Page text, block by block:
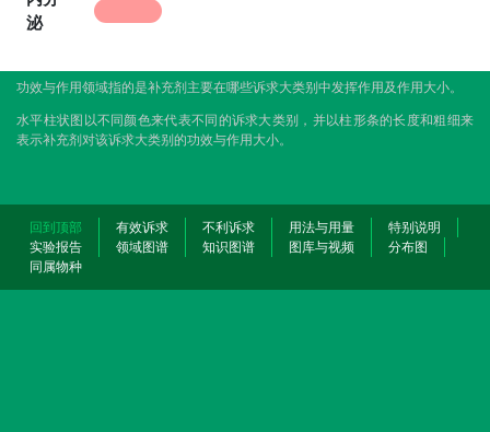
泌
功效与作用领域指的是补充剂主要在哪些诉求大类别中发挥作用及作用大小。
水平柱状图以不同颜色来代表不同的诉求大类别，并以柱形条的长度和粗细来
表示补充剂对该诉求大类别的功效与作用大小。
回到顶部 有效诉求 不利诉求 用法与用量
特别说明
实验报告
领域图谱 知识图谱 图库与视频
分布图
同属物种